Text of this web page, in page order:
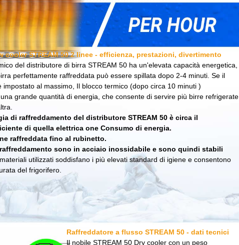
Raffreddatore a flusso STREAM 50 - dati tecnici
Il nobile STREAM 50 Dry cooler con un peso
cooler STREAM 50 2 linee - efficienza, prestazioni, divertimento
del distributore di birra STREAM 50 ha un'elevata capacità energetica,
perfettamente raffreddata può essere spillata dopo 2-4 minuti. Se il
impostato al massimo, Il blocco termico (dopo circa 10 minuti )
grande quantità di energia, che consente di servire più birre refrigerate
di raffreddamento del distributore STREAM 50 è circa il
di quella elettrica one Consumo di energia.
raffreddata fino al rubinetto.
sono in acciaio inossidabile e sono quindi stabili
utilizzati soddisfano i più elevati standard di igiene e consentono
del frigorifero.